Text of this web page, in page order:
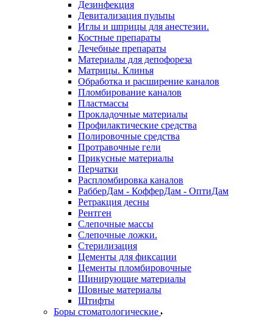
Дезинфекция
Девитализация пульпы
Иглы и шприцы для анестезии.
Костные препараты
Лечебные препараты
Материалы для депофореза
Матрицы. Клинья
Обработка и расширение каналов
Пломбирование каналов
Пластмассы
Прокладочные материалы
Профилактические средства
Полировочные средства
Протравочные гели
Прикусные материалы
Перчатки
Распломбировка каналов
РабберДам - КофферДам - ОптиДам
Ретракция десны
Рентген
Слепочные массы
Слепочные ложки.
Стерилизация
Цементы для фиксации
Цементы пломбировочные
Шинирующие материалы
Шовные материалы
Штифты
Боры стоматологические